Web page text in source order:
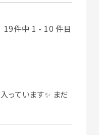
19件中 1 - 10 件目
っています✨ まだ